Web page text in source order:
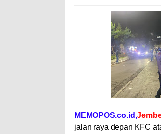
MEMOPOS.co.id,
jalan raya depan KFC